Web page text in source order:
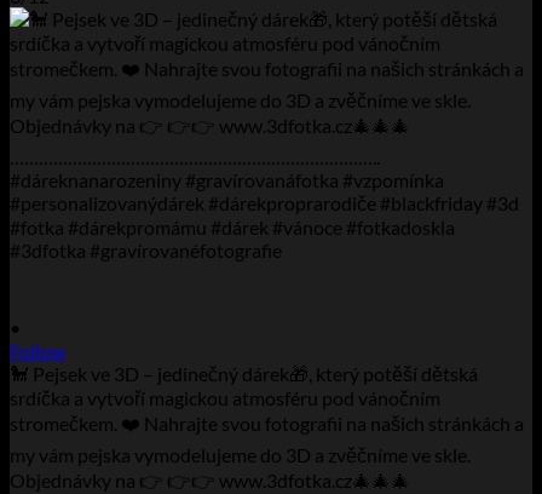
•
Follow
🐩 Pejsek ve 3D – jedinečný dárek🎁, který potěší dětská
srdíčka a vytvoří magickou atmosféru pod vánočním
stromečkem. ❤️ Nahrajte svou fotografii na našich stránkách a
my vám pejska vymodelujeme do 3D a zvěčníme ve skle.
Objednávky na 👉 👉👉 www.3dfotka.cz🎄🎄🎄